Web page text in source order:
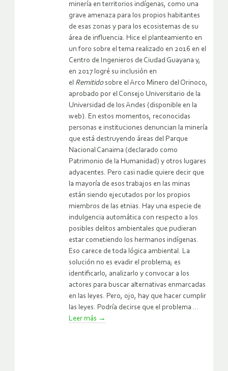
minería en territorios indígenas, como una
grave amenaza para los propios habitantes
de esas zonas y para los ecosistemas de su
área de influencia. Hice el planteamiento en
un foro sobre el tema realizado en 2016 en el
Centro de Ingenieros de Ciudad Guayana y,
en 2017 logré su inclusión en
el Remitidosobre el Arco Minero del Orinoco,
aprobado por el Consejo Universitario de la
Universidad de los Andes (disponible en la
web). En estos momentos, reconocidas
personas e instituciones denuncian la minería
que está destruyendo áreas del Parque
Nacional Canaima (declarado como
Patrimonio de la Humanidad) y otros lugares
adyacentes. Pero casi nadie quiere decir que
la mayoría de esos trabajos en las minas
están siendo ejecutados por los propios
miembros de las etnias. Hay una especie de
indulgencia automática con respecto a los
posibles delitos ambientales que pudieran
estar cometiendo los hermanos indígenas.
Eso carece de toda lógica ambiental. La
solución no es evadir el problema; es
identificarlo, analizarlo y convocar a los
actores para buscar alternativas enmarcadas
en las leyes. Pero, ojo, hay que hacer cumplir
las leyes. Podría decirse que el problema ...
Leer más →